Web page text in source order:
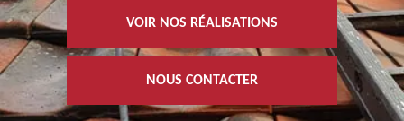
VOIR NOS RÉALISATIONS
NOUS CONTACTER